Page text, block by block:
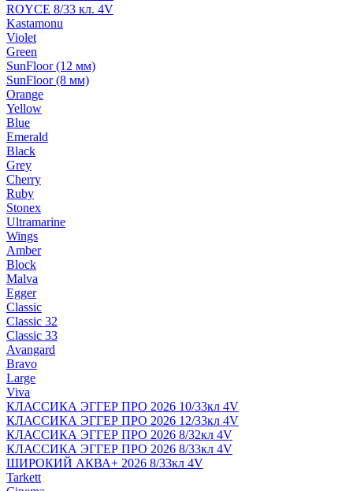
ROYCE 8/33 кл. 4V
Kastamonu
Violet
Green
SunFloor (12 мм)
SunFloor (8 мм)
Orange
Yellow
Blue
Emerald
Black
Grey
Cherry
Ruby
Stonex
Ultramarine
Wings
Amber
Block
Malva
Egger
Classic
Classic 32
Classic 33
Avangard
Bravo
Large
Viva
КЛАССИКА ЭГГЕР ПРО 2026 10/33кл 4V
КЛАССИКА ЭГГЕР ПРО 2026 12/33кл 4V
КЛАССИКА ЭГГЕР ПРО 2026 8/32кл 4V
КЛАССИКА ЭГГЕР ПРО 2026 8/33кл 4V
ШИРОКИЙ АКВА+ 2026 8/33кл 4V
Tarkett